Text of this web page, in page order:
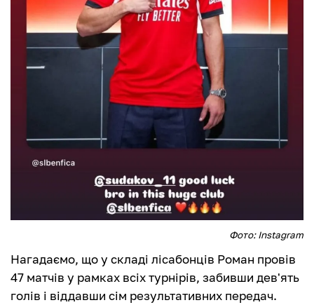
Фото: Instagram
Нагадаємо, що у складі лісабонців Роман провів
47 матчів у рамках всіх турнірів, забивши дев'ять
голів і віддавши сім результативних передач.